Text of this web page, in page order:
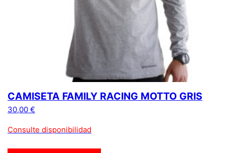
CAMISETA FAMILY RACING MOTTO GRIS
30,00 €
Consulte disponibilidad